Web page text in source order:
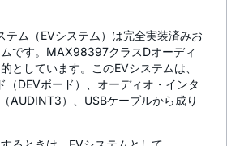
ム（EVシステム）は完全実装済みお
です。MAX98397クラスDオーディ
としています。このEVシステムは、
DEVボード）、オーディオ・インタ
AUDINT3）、USBケーブルから成り